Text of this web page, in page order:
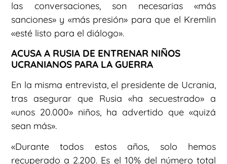
las conversaciones, son necesarias «más
sanciones» y «más presión» para que el Kremlin
«esté listo para el diálogo».
ACUSA A RUSIA DE ENTRENAR NIÑOS
UCRANIANOS PARA LA GUERRA
En la misma entrevista, el presidente de Ucrania,
tras asegurar que Rusia «ha secuestrado» a
«unos 20.000» niños, ha advertido que «quizá
sean más».
«Durante todos estos años, solo hemos
recuperado a 2.200. Es el 10% del número total